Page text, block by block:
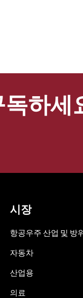
하세
시장
항공우주 산업 및 방
자동차
산업용
의료